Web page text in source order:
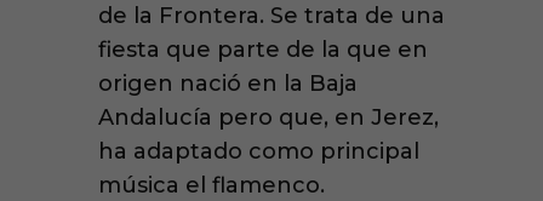
de la Frontera. Se trata de una
fiesta que parte de la que en
origen nació en la Baja
Andalucía pero que, en Jerez,
ha adaptado como principal
música el flamenco.